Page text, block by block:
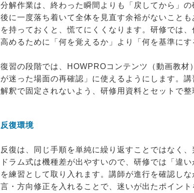
分解作業は、終わった瞬間よりも「戻してから」
後に一度落ち着いて全体を見直す余裕がないこと
を持っておくと、慌てにくくなります。研修では
高めるために「何を覚えるか」より「何を基準にす
復習の段階では、HOWPROコンテンツ（動画教材
が迷った場面の再確認」に使えるようにします。
解釈で固定されないよう、研修用資料とセットで
反復環境
反復は、同じ手順を単純に繰り返すことではなく
ドラム式は機種差が出やすいので、研修では「違
を練習として取り入れます。講師が進行を確認し
言・方向修正を入れることで、迷いが出たポイン